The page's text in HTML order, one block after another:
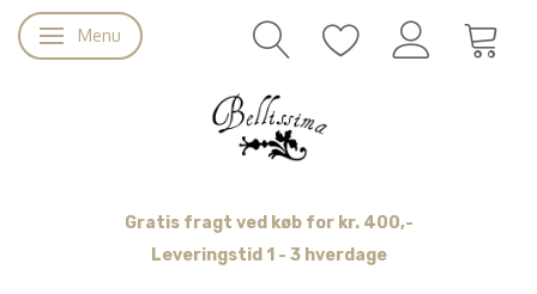
Skifte navigation
Menu
Gratis fragt ved køb for kr. 400,-
Leveringstid 1 - 3 hverdage